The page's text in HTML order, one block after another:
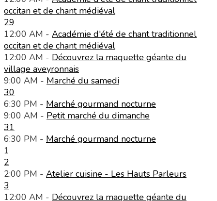
occitan et de chant médiéval
29
12:00 AM - Académie d'été de chant traditionnel
occitan et de chant médiéval
12:00 AM - Découvrez la maquette géante du
village aveyronnais
9:00 AM - Marché du samedi
30
6:30 PM - Marché gourmand nocturne
9:00 AM - Petit marché du dimanche
31
6:30 PM - Marché gourmand nocturne
1
2
2:00 PM - Atelier cuisine - Les Hauts Parleurs
3
12:00 AM - Découvrez la maquette géante du